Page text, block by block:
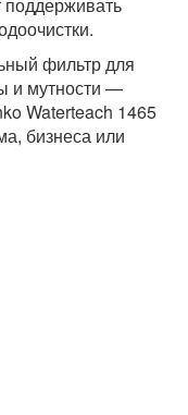
фильтр для
и мутности —
Waterteach 1465
бизнеса или